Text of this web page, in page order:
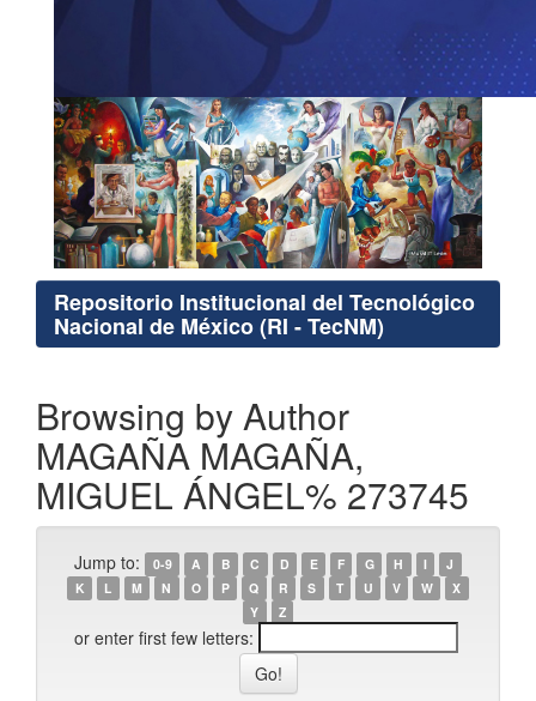
Repositorio Institucional del Tecnológico
Nacional de México (RI - TecNM)
Browsing by Author
MAGAÑA MAGAÑA,
MIGUEL ÁNGEL% 273745
Jump to: 0-9 A B C D E F G H I
J
K
L M N O P Q R S T U V W
X
Y
Z
or enter first few letters: